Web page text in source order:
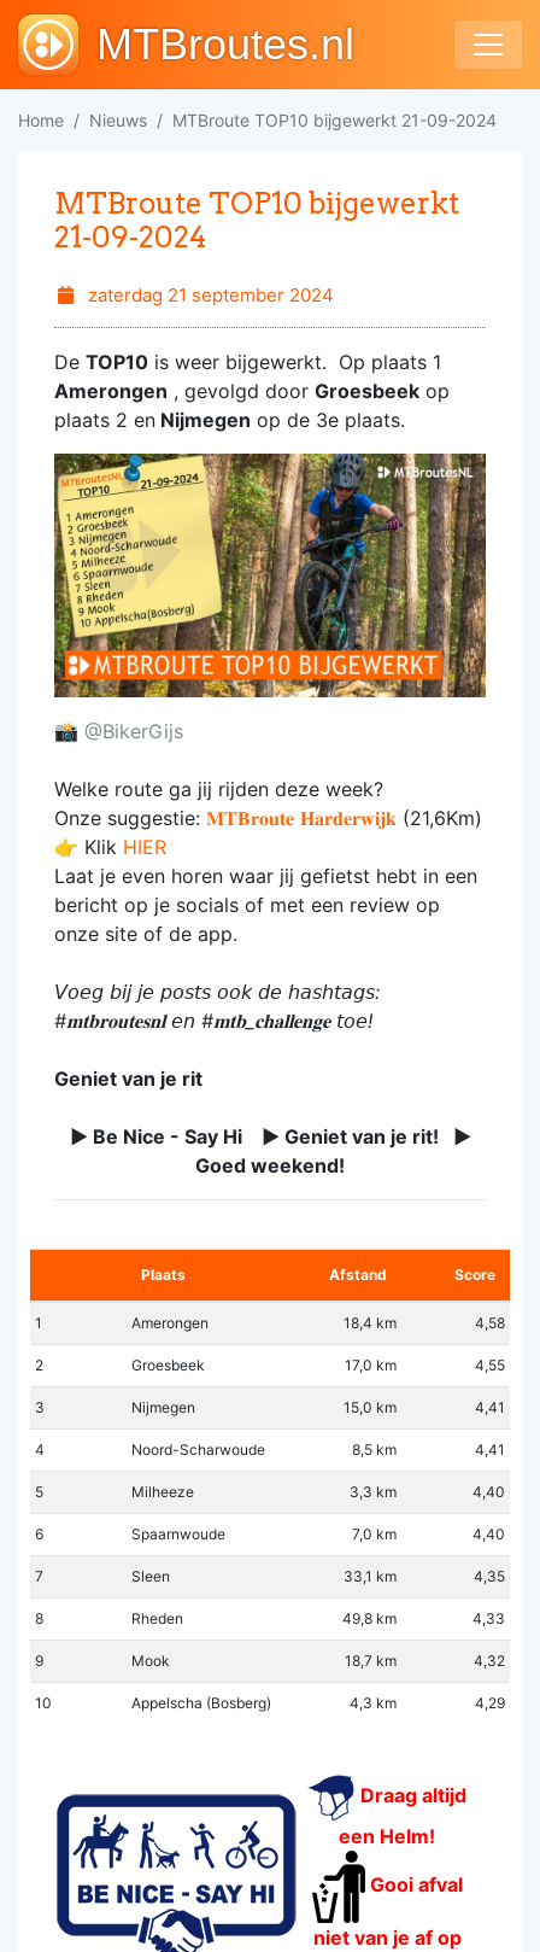
MTBroutes.nl
Home Nieuws MTBroute TOP10 bijgewerkt 21-09-2024
MTBroute TOP10 bijgewerkt
21-09-2024
zaterdag 21 september 2024
De TOP10 is weer bijgewerkt. Op plaats 1
Amerongen , gevolgd door Groesbeek op
plaats 2 en Nijmegen op de 3e plaats.
📸 @BikerGijs
Welke route ga jij rijden deze week?
Onze suggestie: 𝐌𝐓𝐁𝐫𝐨𝐮𝐭𝐞 𝐇𝐚𝐫𝐝𝐞𝐫𝐰𝐢𝐣𝐤 (21,6Km)
👉 Klik HIER
Laat je even horen waar jij gefietst hebt in een
bericht op je socials of met een review op
onze site of de app.
𝘝𝘰𝘦𝘨 𝘣𝘪𝘫 𝘫𝘦 𝘱𝘰𝘴𝘵𝘴 𝘰𝘰𝘬 𝘥𝘦 𝘩𝘢𝘴𝘩𝘵𝘢𝘨𝘴:
#𝐦𝐭𝐛𝐫𝐨𝐮𝐭𝐞𝐬𝐧𝐥 𝘦𝘯 #𝐦𝐭𝐛_𝐜𝐡𝐚𝐥𝐥𝐞𝐧𝐠𝐞 𝘵𝘰𝘦!
Geniet van je rit
► Be Nice - Say Hi ► Geniet van je rit! ►
Goed weekend!
Plaats Afstand Score
1 Amerongen 18,4 km 4,58
2 Groesbeek 17,0 km 4,55
3 Nijmegen 15,0 km 4,41
4 Noord-Scharwoude 8,5 km 4,41
5 Milheeze 3,3 km 4,40
6 Spaarnwoude 7,0 km 4,40
7 Sleen 33,1 km 4,35
8 Rheden 49,8 km 4,33
9 Mook 18,7 km 4,32
10 Appelscha (Bosberg) 4,3 km 4,29
Draag altijd
een Helm!
Gooi afval
niet van je af op